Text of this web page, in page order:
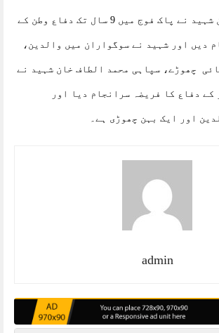
سپاہی محمد عمران شہید نے پاک فوج میں 9 سال تک دفاع وطن کے
دیں اور شہید نے سوگواران میں والدین،
چھوڑے، سپاہی محمد الطاف خان شہید نے
کے دفاع کا فریضہ سرانجام دیا اور
اور ایک بہن چھوڑی ہے۔
admin